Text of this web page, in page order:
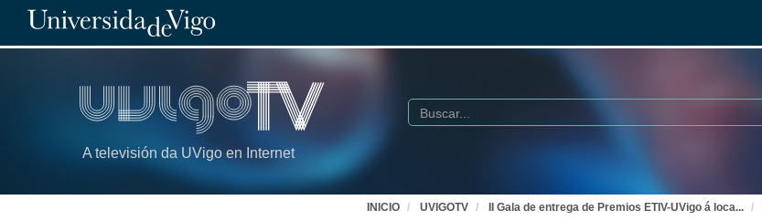
A televisión da UVigo en Internet
Buscar
INICIO UVIGOTV II Gala de entrega de Premios ETIV-UVigo á loca...